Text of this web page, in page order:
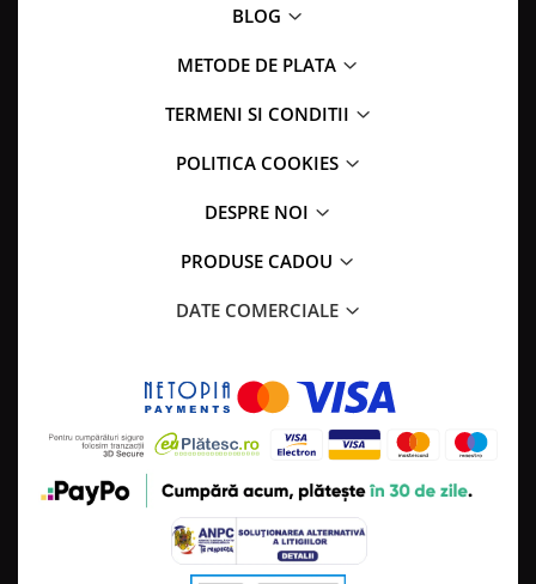
BLOG
METODE DE PLATA
TERMENI SI CONDITII
POLITICA COOKIES
DESPRE NOI
PRODUSE CADOU
DATE COMERCIALE